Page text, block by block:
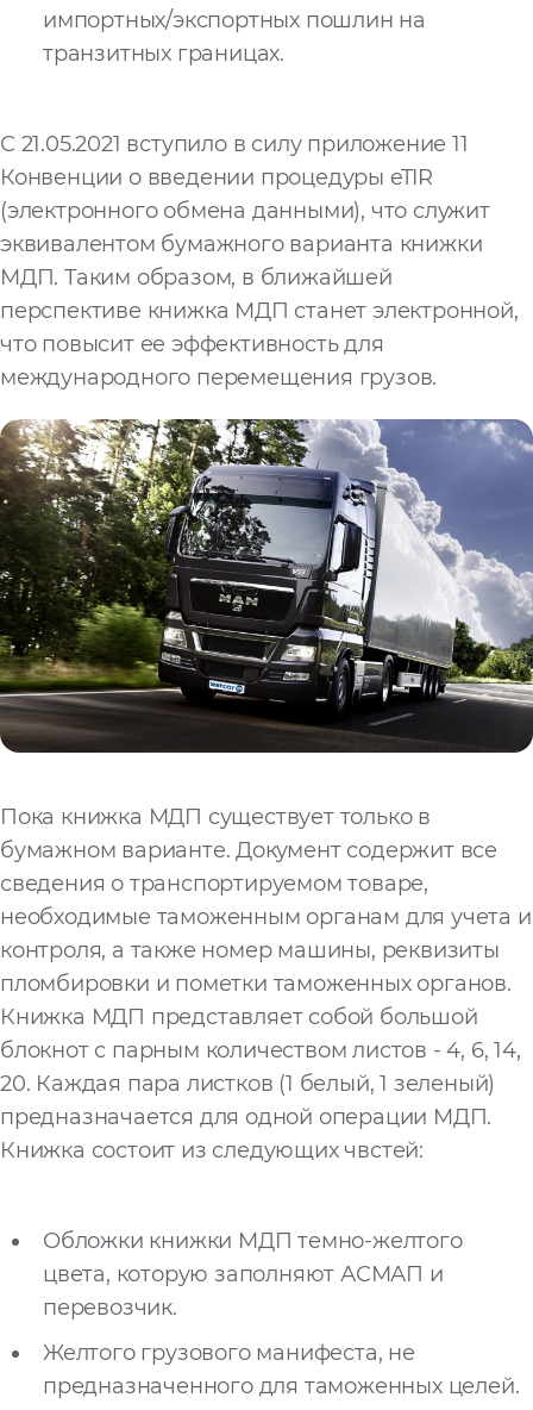
импортных/экспортных пошлин на
транзитных границах.
С 21.05.2021 вступило в силу приложение 11
Конвенции о введении процедуры eTIR
(электронного обмена данными), что служит
эквивалентом бумажного варианта книжки
МДП. Таким образом, в ближайшей
перспективе книжка МДП станет электронной,
что повысит ее эффективность для
международного перемещения грузов.
Пока книжка МДП существует только в
бумажном варианте. Документ содержит все
сведения о транспортируемом товаре,
необходимые таможенным органам для учета и
контроля, а также номер машины, реквизиты
пломбировки и пометки таможенных органов.
Книжка МДП представляет собой большой
блокнот с парным количеством листов - 4, 6, 14,
20. Каждая пара листков (1 белый, 1 зеленый)
предназначается для одной операции МДП.
Книжка состоит из следующих чвстей:
Обложки книжки МДП темно-желтого
цвета, которую заполняют АСМАП и
перевозчик.
Желтого грузового манифеста, не
предназначенного для таможенных целей.